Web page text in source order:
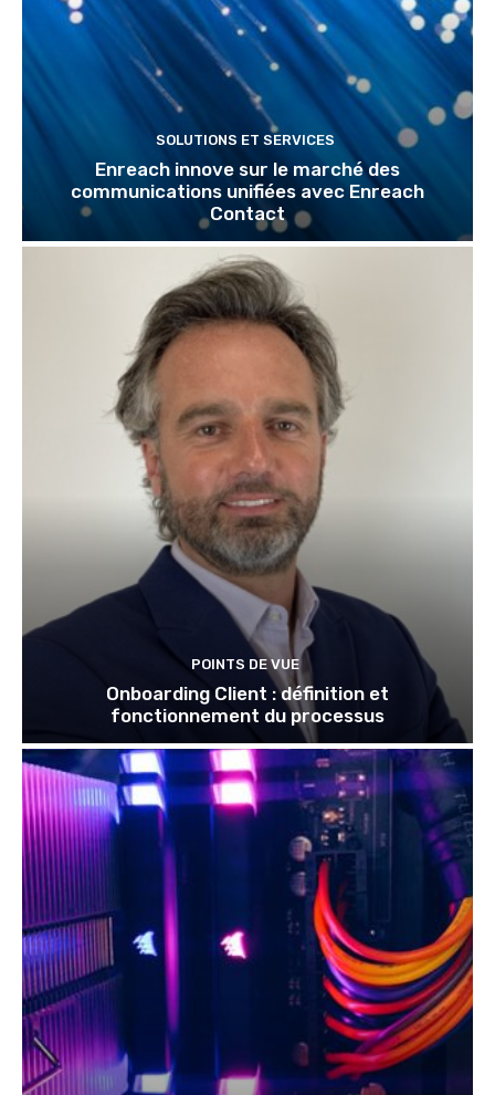
SOLUTIONS ET SERVICES
Enreach innove sur le marché des
communications unifiées avec Enreach
Contact
POINTS DE VUE
Onboarding Client : définition et
fonctionnement du processus